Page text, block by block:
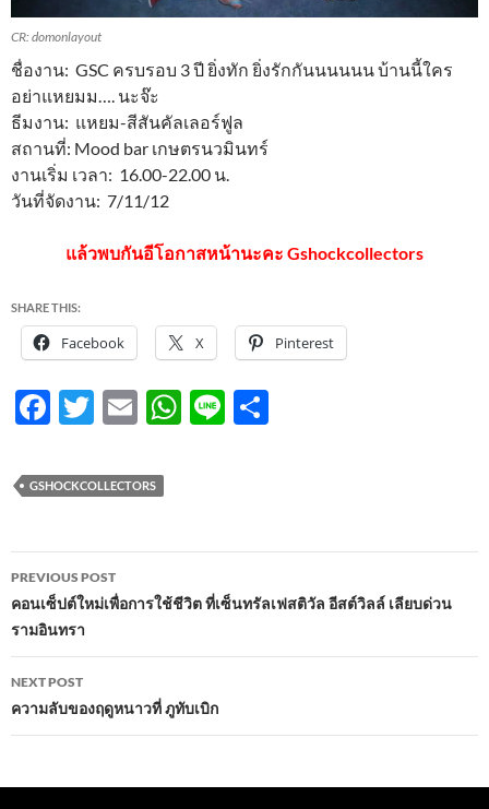
CR: domonlayout
ชื่องาน: GSC ครบรอบ 3 ปี ยิ่งทัก ยิ่งรักกันนนนนน บ้านนี้ใคร
อย่าแหยมม…. นะจ๊ะ
ธีมงาน: แหยม-สีสันคัลเลอร์ฟูล
สถานที่: Mood bar เกษตรนวมินทร์
งานเริ่ม เวลา: 16.00-22.00 น.
วันที่จัดงาน: 7/11/12
แล้วพบกันอีโอกาสหน้านะคะ Gshockcollectors
SHARE THIS:
Facebook X Pinterest
F
e
o
o
k
T
itt
E
ail
W
A
p
Li
GSHOCKCOLLECTORS
Post
navigation
PREVIOUS POST
คอนเซ็ปต์ใหม่เพื่อการใช้ชีวิต ที่เซ็นทรัลเฟสติวัล อีสต์วิลล์ เลียบด่วน
รามอินทรา
NEXT POST
ความลับของฤดูหนาวที่ ภูทับเบิก